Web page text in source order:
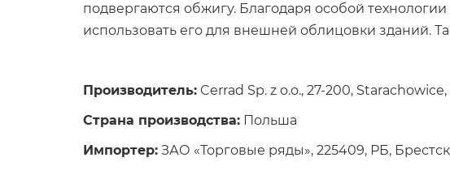
подвергаются обжигу. Благодаря особой
использовать его для внешней облицовки
Производитель: Cerrad Sp. z o.o., 27-200,
Страна производства: Польша
Импортер: ЗАО «Торговые ряды», 225409, РБ,